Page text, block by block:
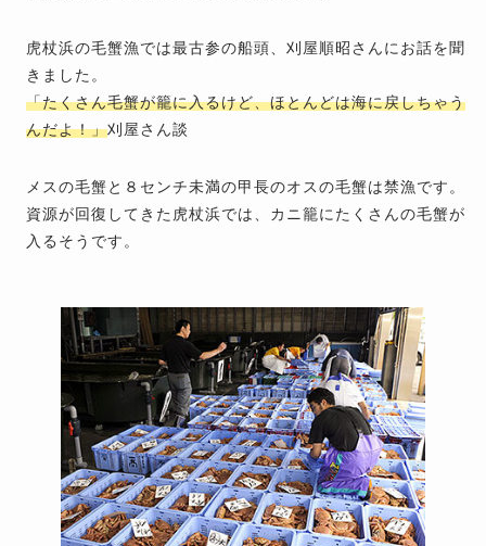
虎杖浜の毛蟹漁では最古参の船頭、刈屋順昭さんにお話を聞
きました。
「たくさん毛蟹が籠に入るけど、ほとんどは海に戻しちゃう
んだよ！」刈屋さん談
メスの毛蟹と８センチ未満の甲長のオスの毛蟹は禁漁です。
資源が回復してきた虎杖浜では、カニ籠にたくさんの毛蟹が
入るそうです。